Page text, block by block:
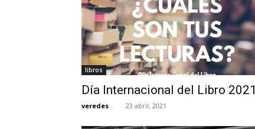
libros
Día Internacional del Libro 2021
veredes - 23 abril, 2021